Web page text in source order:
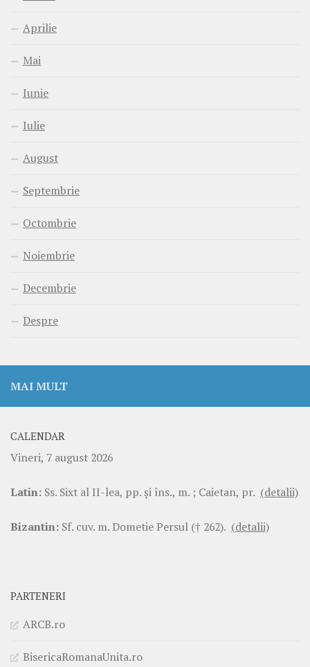
Aprilie
Mai
Iunie
Iulie
August
Septembrie
Octombrie
Noiembrie
Decembrie
Despre
MAI MULT
CALENDAR
Vineri, 7 august 2026
Latin: Ss. Sixt al II-lea, pp. şi îns., m. ; Caietan, pr. (detalii)
Bizantin: Sf. cuv. m. Dometie Persul († 262). (detalii)
PARTENERI
ARCB.ro
BisericaRomanaUnita.ro